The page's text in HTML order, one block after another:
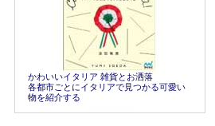
かわいいイタリア 雑貨とお洒落
各都市ごとにイタリアで見つかる可愛い
物を紹介する